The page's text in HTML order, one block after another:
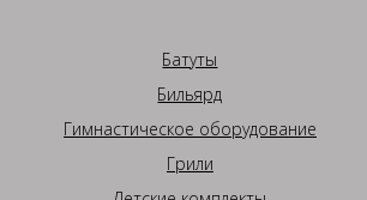
Батуты
Бильярд
Гимнастическое оборудование
Грили